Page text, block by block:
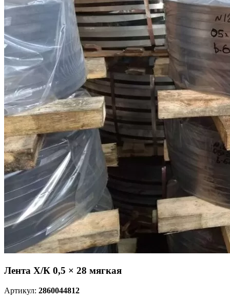
Лента Х/К 0,5 × 28 мягкая
Артикул: 2860044812